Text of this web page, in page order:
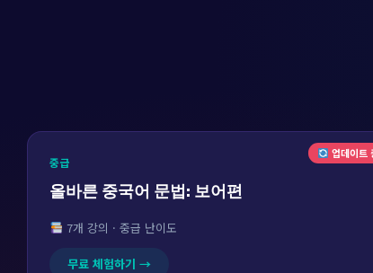
업데이트
중급
올바른 중국어 문법: 보어편
7개 강의 · 중급 난이도
무료 체험하기 →